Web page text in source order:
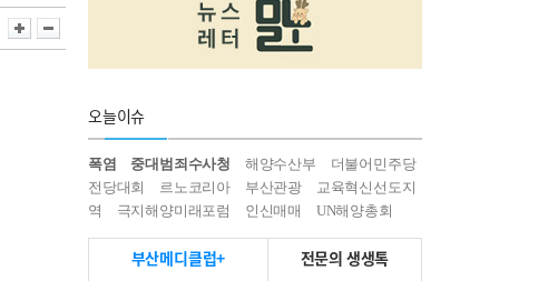
오늘이슈
폭염 중대범죄수사청 해양수산부
더불어민주당
전당대회
르노코리아 부산관광
교육혁신선도지
역
극지해양미래포럼 인신매매 UN해양총회
부산메디클럽+ 전문의 생생톡